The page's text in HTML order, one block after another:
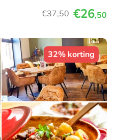
€37,50 €26,50
32% korting